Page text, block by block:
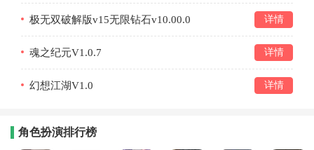
极无双破解版v15无限钻石v10.00.0 详情
魂之纪元V1.0.7 详情
幻想江湖V1.0 详情
角色扮演排行榜